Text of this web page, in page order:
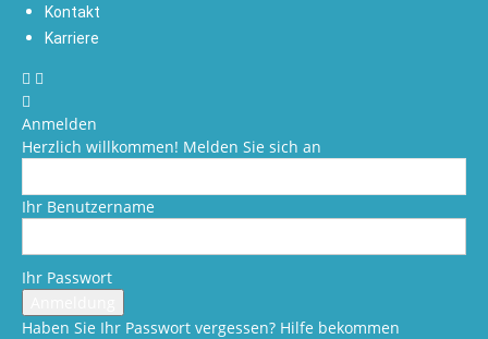
Kontakt
Karriere
Anmelden
Herzlich willkommen! Melden Sie sich an
Ihr Benutzername
Ihr Passwort
Haben Sie Ihr Passwort vergessen? Hilfe bekommen